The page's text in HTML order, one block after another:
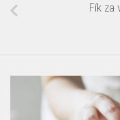
Fík za